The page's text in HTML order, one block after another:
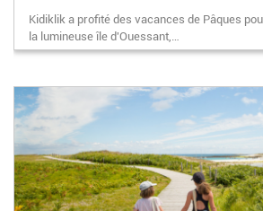
Kidiklik a profité des vacances de Pâques
la lumineuse île d'Ouessant,…